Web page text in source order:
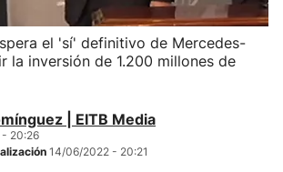
el 'sí' definitivo de Mercedes-
la inversión de 1.200 millones de
| EITB Media
20:26
14/06/2022 - 20:21